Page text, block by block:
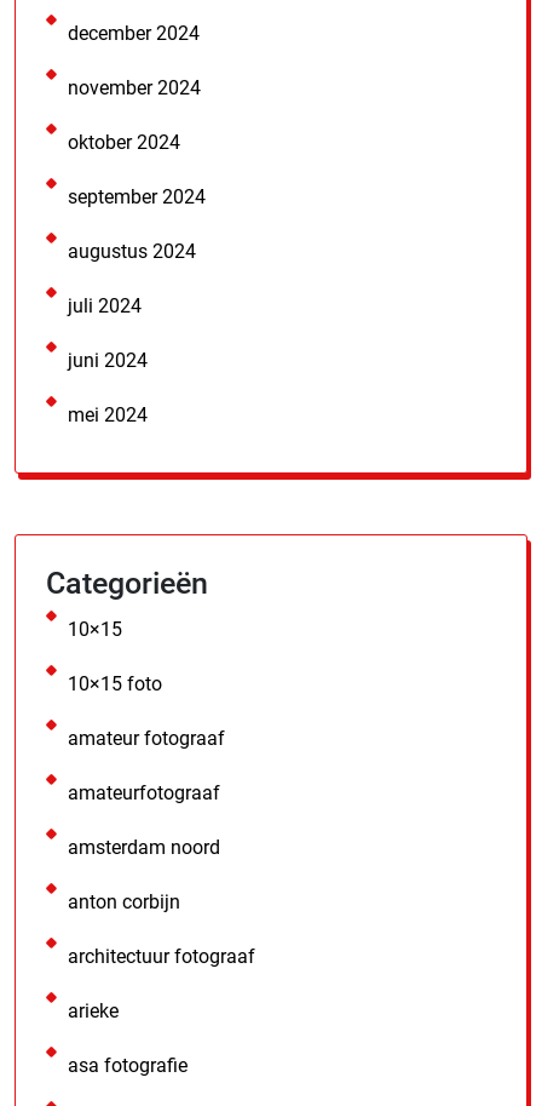
december 2024
november 2024
oktober 2024
september 2024
augustus 2024
juli 2024
juni 2024
mei 2024
Categorieën
10×15
10×15 foto
amateur fotograaf
amateurfotograaf
amsterdam noord
anton corbijn
architectuur fotograaf
arieke
asa fotografie